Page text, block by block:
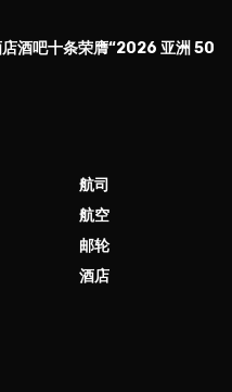
酒吧十条荣膺“2026 亚洲 50
航司
航空
邮轮
酒店